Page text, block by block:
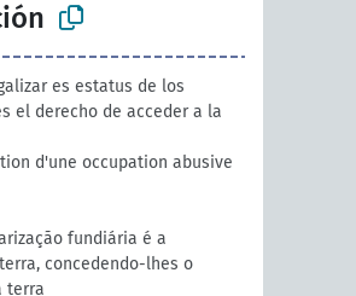
es estatus de los
el derecho de acceder a la
d'une occupation abusive
fundiária é a
concedendo-lhes o
terra